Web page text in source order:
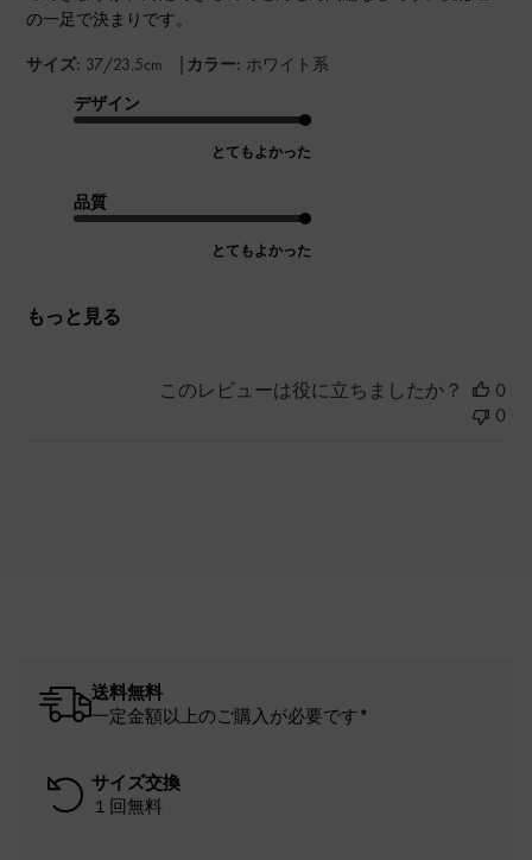
の一足で決まりです。
サイズ: 37/23.5cm | カラー: ホワイト系
デザイン
とてもよかった
品質
とてもよかった
もっと見る
このレビューは役に立ちましたか？
0
0
送料無料
一定金額以上のご購入が必要です*
サイズ交換
１回無料